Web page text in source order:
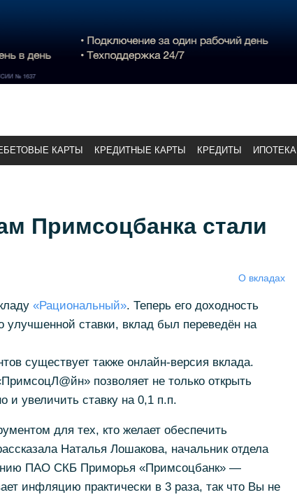
КАРТЫ КРЕДИТНЫЕ КАРТЫ КРЕДИТЫ ИПОТЕКА
Примсоцбанка стали
О вкладах
«Рациональный». Теперь его доходность
ставки, вклад был переведён на
существует также онлайн-версия вклада.
позволяет не только открыть
и увеличить ставку на 0,1 п.п.
для тех, кто желает обеспечить
Наталья Лошакова, начальник отдела
ПАО СКБ Приморья «Примсоцбанк» —
инфляцию практически в 3 раза, так что Вы не